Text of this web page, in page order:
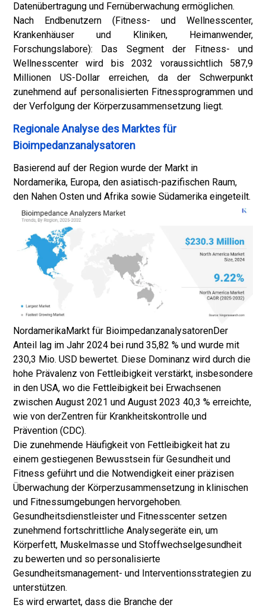
Datenübertragung und Fernüberwachung ermöglichen.
Nach Endbenutzern (Fitness- und Wellnesscenter,
Krankenhäuser und Kliniken, Heimanwender,
Forschungslabore): Das Segment der Fitness- und
Wellnesscenter wird bis 2032 voraussichtlich 587,9
Millionen US-Dollar erreichen, da der Schwerpunkt
zunehmend auf personalisierten Fitnessprogrammen und
der Verfolgung der Körperzusammensetzung liegt.
Regionale Analyse des Marktes für
Bioimpedanzanalysatoren
Basierend auf der Region wurde der Markt in
Nordamerika, Europa, den asiatisch-pazifischen Raum,
den Nahen Osten und Afrika sowie Südamerika eingeteilt.
NordamerikaMarkt für BioimpedanzanalysatorenDer
Anteil lag im Jahr 2024 bei rund 35,82 % und wurde mit
230,3 Mio. USD bewertet. Diese Dominanz wird durch die
hohe Prävalenz von Fettleibigkeit verstärkt, insbesondere
in den USA, wo die Fettleibigkeit bei Erwachsenen
zwischen August 2021 und August 2023 40,3 % erreichte,
wie von derZentren für Krankheitskontrolle und
Prävention (CDC).
Die zunehmende Häufigkeit von Fettleibigkeit hat zu
einem gestiegenen Bewusstsein für Gesundheit und
Fitness geführt und die Notwendigkeit einer präzisen
Überwachung der Körperzusammensetzung in klinischen
und Fitnessumgebungen hervorgehoben.
Gesundheitsdienstleister und Fitnesscenter setzen
zunehmend fortschrittliche Analysegeräte ein, um
Körperfett, Muskelmasse und Stoffwechselgesundheit
zu bewerten und so personalisierte
Gesundheitsmanagement- und Interventionsstrategien zu
unterstützen.
Es wird erwartet, dass die Branche der